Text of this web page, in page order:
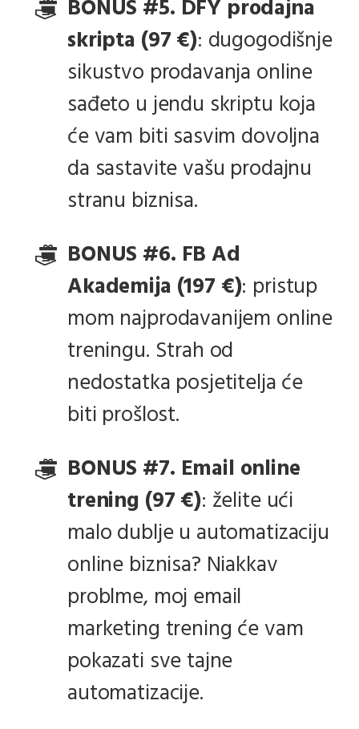
BONUS #5. DFY prodajna
skripta (97 €): dugogodišnje
sikustvo prodavanja online
sađeto u jendu skriptu koja
će vam biti sasvim dovoljna
da sastavite vašu prodajnu
stranu biznisa.
BONUS #6. FB Ad
Akademija (197 €): pristup
mom najprodavanijem online
treningu. Strah od
nedostatka posjetitelja će
biti prošlost.
BONUS #7. Email online
trening (97 €): želite ući
malo dublje u automatizaciju
online biznisa? Niakkav
problme, moj email
marketing trening će vam
pokazati sve tajne
automatizacije.